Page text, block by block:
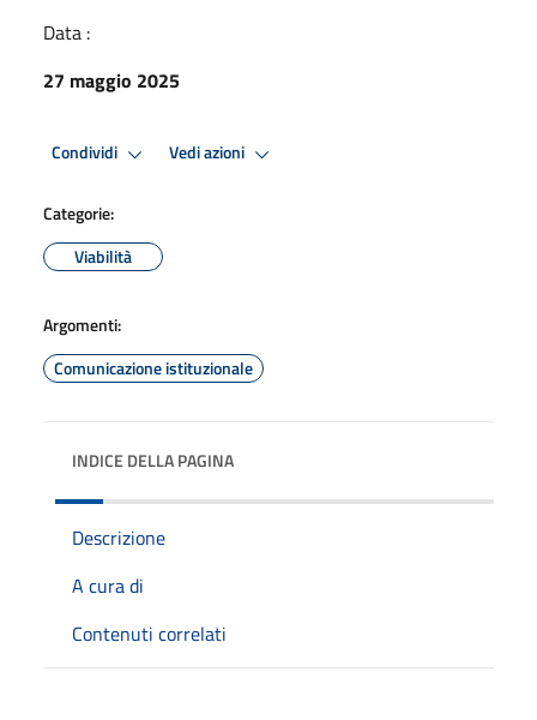
Data :
27 maggio 2025
Condividi Vedi azioni
Categorie:
Viabilità
Argomenti:
Comunicazione istituzionale
INDICE DELLA PAGINA
Descrizione
A cura di
Contenuti correlati